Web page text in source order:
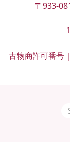
〒933-
古物商許可番号